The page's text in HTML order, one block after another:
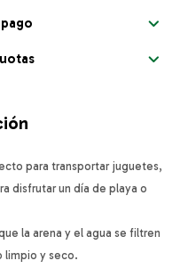
para transportar juguetes,
disfrutar un día de playa o
la arena y el agua se filtren
limpio y seco.